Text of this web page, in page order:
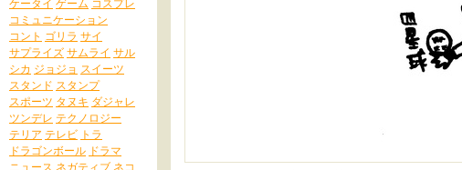
コミュニケーション
コント ゴリラ サイ
サプライズサムライ サル
シカ ジョジョ スイーツ
スタンド スタンプ
スポーツ タヌキ ダジャレ
ツンデレ テクノロジー
テリア テレビ トラ
ドラゴンボール ドラマ
ニュース ネガティブ ネコ